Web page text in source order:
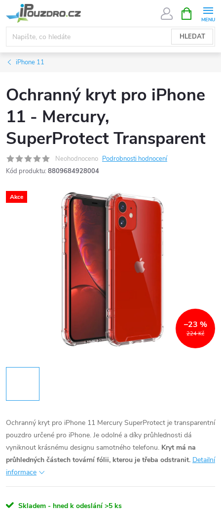
na
obsah
HLEDAT
NÁKUPNÍ
KOŠÍK
iPhone 11
Ochranný kryt pro iPhone
11 - Mercury,
SuperProtect Transparent
Neohodnoceno Podrobnosti hodnocení
Kód produktu: 8809684928004
Akce
224 Kč
–23 %
Ochranný kryt pro iPhone 11 Mercury SuperProtect je transparentní
pouzdro určené pro iPhone. Je odolné a díky průhlednosti dá
vyniknout krásnému designu samotného telefonu. Kryt má na
průhledných částech tovární fólii, kterou je třeba odstranit. Detailní
informace
Skladem - hned k odeslání >5 ks